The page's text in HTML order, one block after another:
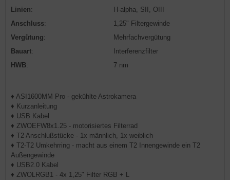
Linien:
H-alpha, SII, OIII
Anschluss:
1,25" Filtergewinde
Vergütung:
Mehrfachvergütung
Bauart:
Interferenzfilter
HWB: 7 nm
♦ ASI1600MM Pro - gekühlte Astrokamera
♦ Kurzanleitung
♦ USB Kabel
♦ ZWOEFW8x1.25 - motorisiertes Filterrad
♦ T2 Anschlußstücke - 1x männlich, 1x weiblich
♦ T2-T2 Umkehrring - macht aus einem T2 Innengewinde ein T2
Außengewinde
♦ USB2.0 Kabel
♦ ZWOLRGB1 - 4x 1,25" Filter RGB + L